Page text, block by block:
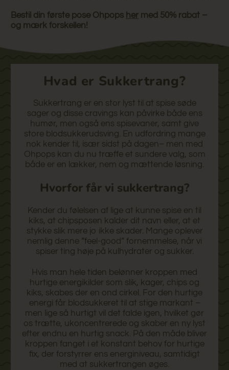
Bestil din første pose Ohpops her med 50% rabat –
og mærk forskellen!
Hvad er Sukkertrang?
Sukkertrang er en stor lyst til at spise søde
sager og disse cravings kan påvirke både ens
humør, men også ens spisevaner, samt give
store blodsukkerudsving. En udfordring mange
nok kender til, især sidst på dagen– men med
Ohpops kan du nu træffe et sundere valg, som
både er en lækker, nem og mættende løsning.
Hvorfor får vi sukkertrang?
Kender du følelsen af lige at kunne spise en til
kiks, at chipsposen kalder dit navn eller, at et
stykke slik mere jo ikke skader. Mange oplever
nemlig denne ”feel-good” fornemmelse, når vi
spiser ting høje på kulhydrater og sukker.
Hvis man hele tiden belønner kroppen med
hurtige energikilder som slik, kager, chips og
kiks, skabes der en ond cirkel. For den hurtige
energi får blodsukkeret til at stige markant –
men lige så hurtigt vil det falde igen, hvilket gør
os trætte, ukoncentrerede og skaber en ny lyst
efter endnu en hurtig snack. På den måde bliver
kroppen fanget i et konstant behov for hurtige
fix, der forstyrrer ens energiniveau, samtidigt
med at sukkertrangen øges.